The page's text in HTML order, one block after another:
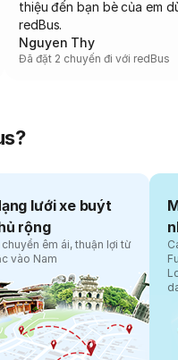
thiệu đến bạn bè của em
redBus.
Nguyen Thy
Đã đặt 2 chuyến đi với redBus
lưới xe buýt
rộng
chuyển êm ái, thuận lợi từ
vào Nam